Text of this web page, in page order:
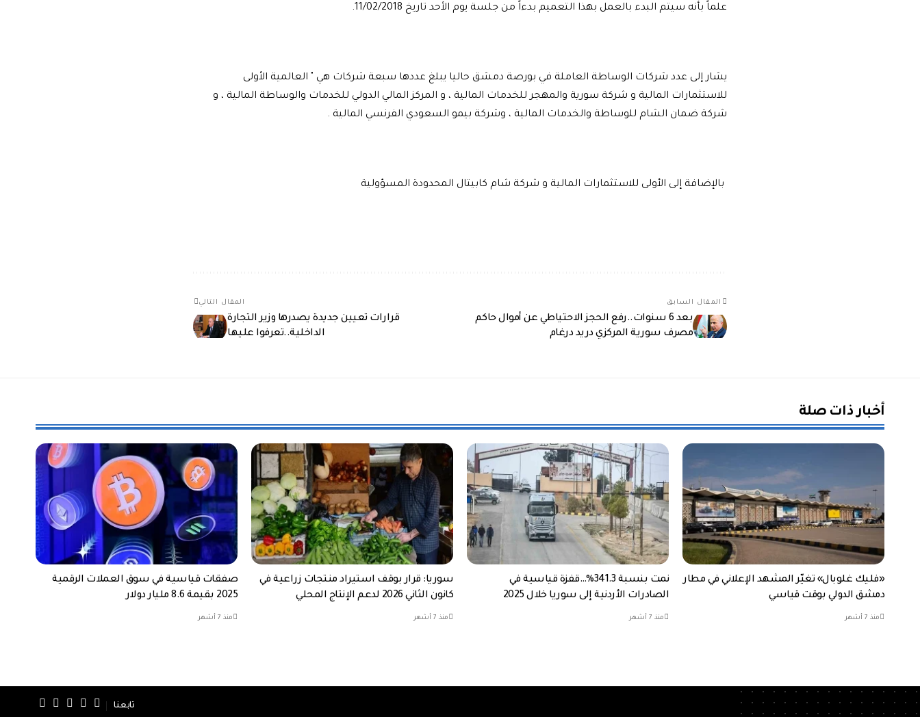
علماً بأنه سيتم البدء بالعمل بهذا التعميم بدءاً من جلسة يوم الأحد تاريخ 11/02/2018.
يشار إلى عدد شركات الوساطة العاملة في بورصة دمشق حاليا يبلغ عددها سبعة شركات هي " العالمية الأولى
للاستثمارات المالية و شركة سورية والمهجر للخدمات المالية ، و المركز المالي الدولي للخدمات والوساطة المالية ، و
شركة ضمان الشام للوساطة والخدمات المالية ، وشركة بيمو السعودي الفرنسي المالية .
بالإضافة إلى الأولى للاستثمارات المالية و شركة شام كابيتال المحدودة المسؤولية
المقال السابق
بعد 6 سنوات..رفع الحجز الاحتياطي عن أموال حاكم
مصرف سورية المركزي دريد درغام
المقال التالي
قرارات تعيين جديدة يصدرها وزير التجارة
الداخلية..تعرفوا عليها
أخبار ذات صلة
«فليك غلوبال» تغيّر المشهد الإعلاني في مطار
دمشق الدولي بوقت قياسي
منذ 7 أشهر
نمت بنسبة 341.3%…قفزة قياسية في
الصادرات الأردنية إلى سوريا خلال 2025
منذ 7 أشهر
سوريا: قرار بوقف استيراد منتجات زراعية في
كانون الثاني 2026 لدعم الإنتاج المحلي
منذ 7 أشهر
صفقات قياسية في سوق العملات الرقمية
2025 بقيمة 8.6 مليار دولار
منذ 7 أشهر
تابعنا